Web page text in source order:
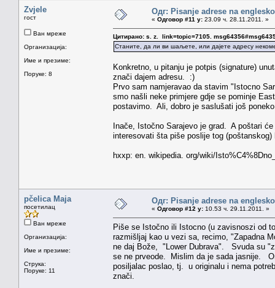
Zvjele
гост
Ван мреже
Организација:
Име и презиме:
Поруке: 8
Одг: Pisanje adrese na
« Одговор #11 у: 23.09 ч. 28.11.2011. »
Цитирано: s. z. link=topic=7105.
Станите, да ли ви шаљете, или дајете адресу
Konkretno, u pitanju je potpis (signature)
znači dajem adresu. :)
Prvo sam namjeravao da stavim "Istocno
smo našli neke primjere gdje se pominje
postavimo. Ali, dobro je saslušati još
Inače, Istočno Sarajevo je grad. A poštari
interesovati šta piše poslije tog (poštanskog)
hxxp: en. wikipedia. org/wiki/
pčelica Maja
посетилац
Ван мреже
Организација:
Име и презиме:
Струка:
Поруке: 11
Одг: Pisanje adrese na
« Одговор #12 у: 10.53 ч. 29.11.2011. »
Piše se Istočno ili Istocno (u zavisnoszi od
razmišljaj kao u vezi sa, recimo, "Zapadna
ne daj Bože, "Lower Dubrava". Svuda su
se ne prveode. Mislim da je sada jasnije.
posiljalac poslao, tj. u originalu i nema
znači.